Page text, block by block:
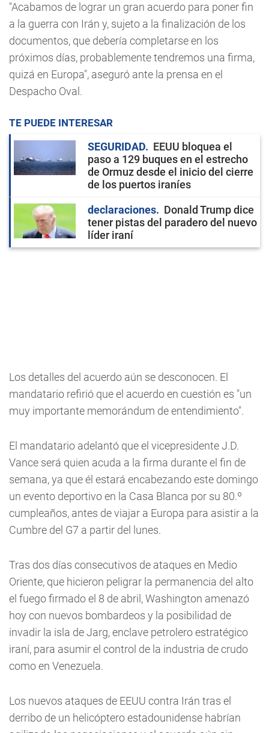
"Acabamos de lograr un gran acuerdo para poner fin
a la guerra con Irán y, sujeto a la finalización de los
documentos, que debería completarse en los
próximos días, probablemente tendremos una firma,
quizá en Europa", aseguró ante la prensa en el
Despacho Oval.
TE PUEDE INTERESAR
SEGURIDAD
EEUU bloquea el
paso a 129 buques en el estrecho
de Ormuz desde el inicio del cierre
de los puertos iraníes
declaraciones
Donald Trump dice
tener pistas del paradero del nuevo
líder iraní
Los detalles del acuerdo aún se desconocen. El
mandatario refirió que el acuerdo en cuestión es "un
muy importante memorándum de entendimiento".
El mandatario adelantó que el vicepresidente J.D.
Vance será quien acuda a la firma durante el fin de
semana, ya que él estará encabezando este domingo
un evento deportivo en la Casa Blanca por su 80.º
cumpleaños, antes de viajar a Europa para asistir a la
Cumbre del G7 a partir del lunes.
Tras dos días consecutivos de ataques en Medio
Oriente, que hicieron peligrar la permanencia del alto
el fuego firmado el 8 de abril, Washington amenazó
hoy con nuevos bombardeos y la posibilidad de
invadir la isla de Jarg, enclave petrolero estratégico
iraní, para asumir el control de la industria de crudo
como en Venezuela.
Los nuevos ataques de EEUU contra Irán tras el
derribo de un helicóptero estadounidense habrían